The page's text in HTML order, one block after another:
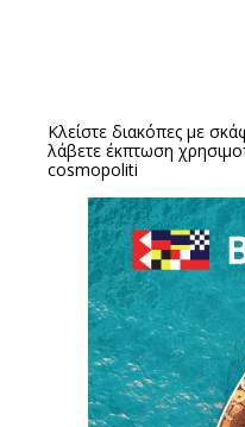
Κλείστε διακόπες με
λάβετε έκπτωση
cosmopoliti